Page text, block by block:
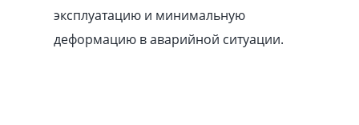
эксплуатацию и минимальную
деформацию в аварийной ситуации.